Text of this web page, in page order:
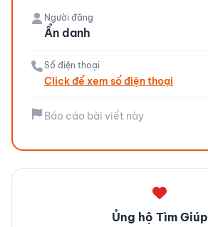
Người đăng
Ẩn danh
Số điện thoại
Click để xem số điện thoại
Báo cáo bài viết này
Ủng hộ Tìm Giúp